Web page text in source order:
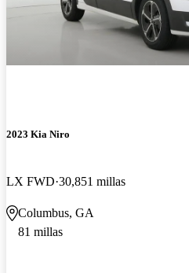
2023 Kia Niro
LX FWD 30,851 millas
Columbus, GA
81 millas